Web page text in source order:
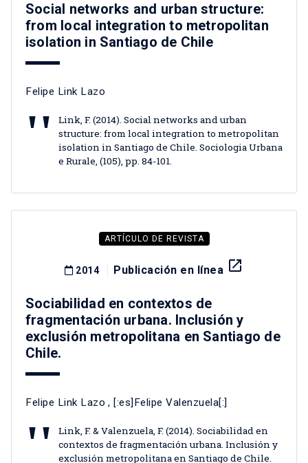
Social networks and urban structure:
from local integration to metropolitan
isolation in Santiago de Chile
Felipe Link Lazo
Link, F. (2014). Social networks and urban
structure: from local integration to metropolitan
isolation in Santiago de Chile. Sociologia Urbana
e Rurale, (105), pp. 84-101.
ARTÍCULO DE REVISTA
2014 Publicación en línea launch
Sociabilidad en contextos de
fragmentación urbana. Inclusión y
exclusión metropolitana en Santiago de
Chile.
Felipe Link Lazo , [:es]Felipe Valenzuela[:]
Link, F. & Valenzuela, F. (2014). Sociabilidad en
contextos de fragmentación urbana. Inclusión y
exclusión metropolitana en Santiago de Chile.